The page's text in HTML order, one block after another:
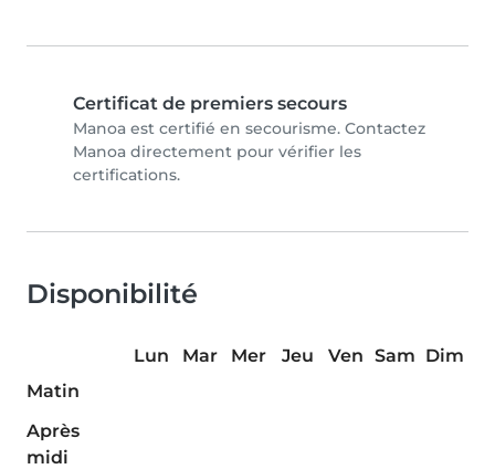
Certificat de premiers secours
Manoa est certifié en secourisme. Contactez
Manoa directement pour vérifier les
certifications.
Disponibilité
Lun Mar Mer Jeu Ven Sam Dim
Matin
Après
midi